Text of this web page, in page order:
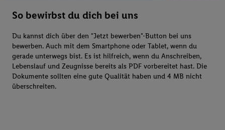
So bewirbst du dich bei uns
Du kannst dich über den "Jetzt bewerben"-Button bei uns
bewerben. Auch mit dem Smartphone oder Tablet, wenn du
gerade unterwegs bist. Es ist hilfreich, wenn du Anschreiben,
Lebenslauf und Zeugnisse bereits als PDF vorbereitet hast. Die
Dokumente sollten eine gute Qualität haben und 4 MB nicht
überschreiten.